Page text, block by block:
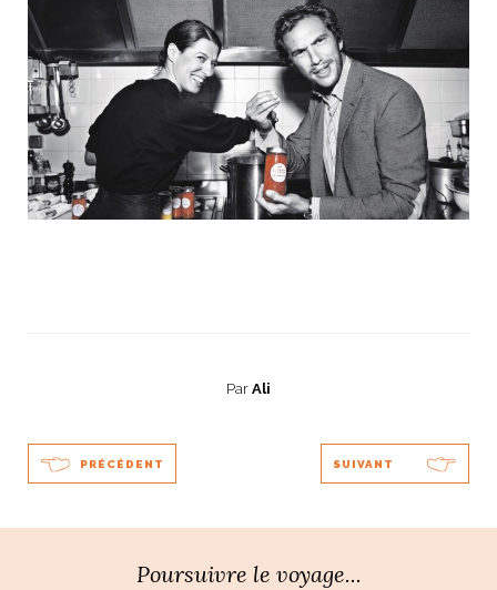
Par Ali
PRÉCÉDENT SUIVANT
Poursuivre le voyage...